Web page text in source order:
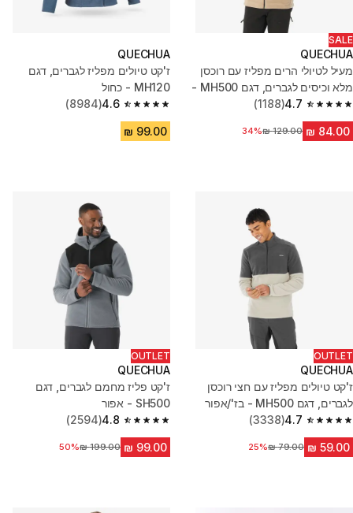
SALE
QUECHUA
מעיל לטיולי הרים מפליז עם רוכסן
מלא וכיסים לגברים, דגם MH500 -
בז'
4.7
4.7 out of 5 stars from 1188 reviews
(1188)
מחיר לפני הנחה‏129.00 ₪
34%
QUECHUA
ז'קט טיולים מפליז לגברים, דגם
MH120 - כחול
4.6
4.6 out of 5 stars from 8984 reviews
(8984)
OUTLET
QUECHUA
ז'קט טיולים מפליז עם חצי רוכסן
לגברים, דגם MH500 - בז'/אפור
4.7
4.7 out of 5 stars from 3338 reviews
(3338)
מחיר לפני הנחה‏79.00 ₪
25%
OUTLET
QUECHUA
ז'קט פליז מחמם לגברים, דגם
SH500 - אפור
4.8
4.8 out of 5 stars from 2594 reviews
(2594)
מחיר לפני הנחה‏199.00 ₪
50%